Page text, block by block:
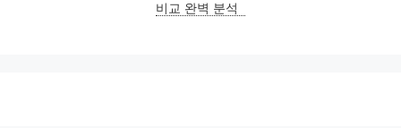
비교 완벽 분석